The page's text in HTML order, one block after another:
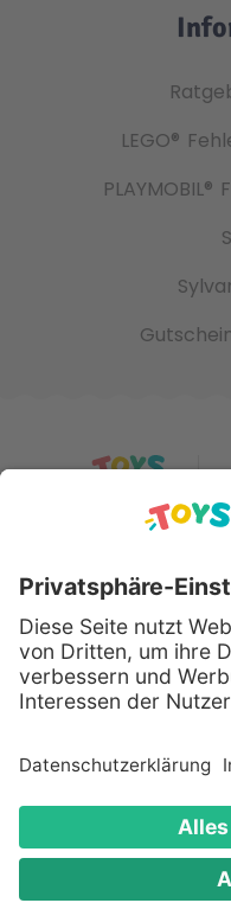
LEGO®
PLAYMOBIL®
Sicher
Alle genannten
Warenzeichen
Copyright © 2008 -